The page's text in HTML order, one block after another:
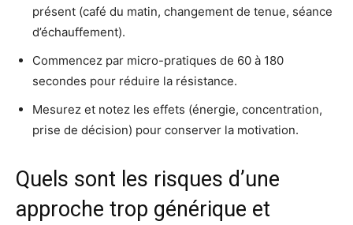
présent (café du matin, changement de tenue, séance
d’échauffement).
Commencez par micro-pratiques de 60 à 180
secondes pour réduire la résistance.
Mesurez et notez les effets (énergie, concentration,
prise de décision) pour conserver la motivation.
Quels sont les risques d’une
approche trop générique et